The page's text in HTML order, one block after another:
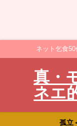
ネット乞食
真・
ネエ
孤立